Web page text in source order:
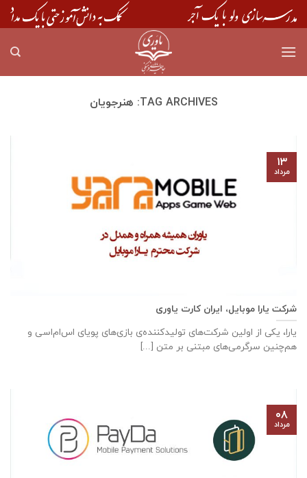
Skip
to
TAG ARCHIVES: هنرجویان
شرکت یارا موبایل، ایران کارت یاوری
یارا، یکی از اولین شرکت‌های تولیدکننده‌ی بازی‌های پویای اس‌ام‌اسی و
هم‌چنین سرگرمی‌های مبتنی بر متن [...]
۱۳
مرداد
۰۸
مرداد